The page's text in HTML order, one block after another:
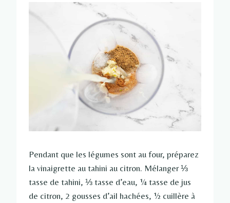
Pendant que les légumes sont au four, préparez
la vinaigrette au tahini au citron. Mélanger ⅓
tasse de tahini, ⅓ tasse d’eau, ¼ tasse de jus
de citron, 2 gousses d’ail hachées, ½ cuillère à